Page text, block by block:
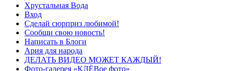
Хрустальная Вода
Вход
Сделай сюрприз любимой!
Сообщи свою новость!
Написать в Блоги
Ария для народа
ДЕЛАТЬ ВИДЕО МОЖЕТ КАЖДЫЙ!
Фото-галерея «КЛЁВое фото»